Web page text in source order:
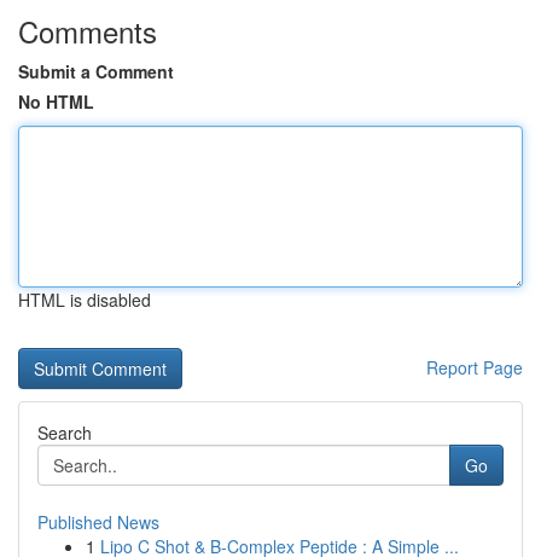
Comments
Submit a Comment
No HTML
HTML is disabled
Report Page
Search
Go
Published News
1 Lipo C Shot & B-Complex Peptide : A Simple ...